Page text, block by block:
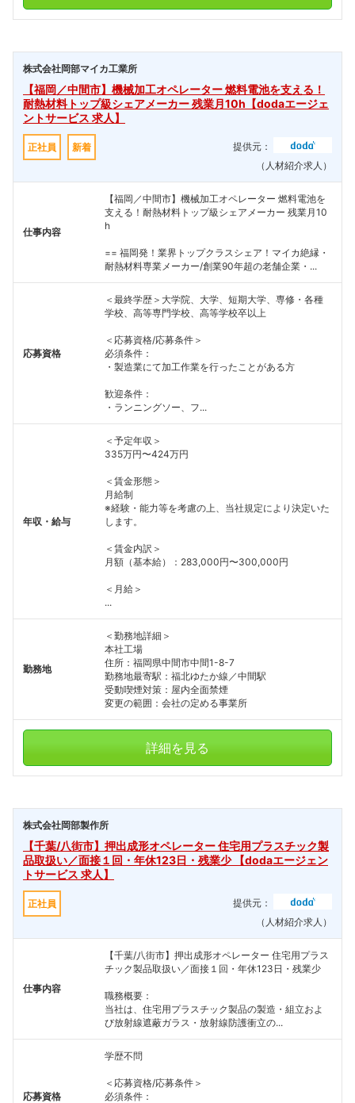
株式会社岡部マイカ工業所
【福岡／中間市】機械加工オペレーター 燃料電池を支える！
耐熱材料トップ級シェアメーカー 残業月10h【dodaエージェ
ントサービス 求人】
正社員 新着
提供元：
（人材紹介求人）
仕事内容
【福岡／中間市】機械加工オペレーター 燃料電池を
支える！耐熱材料トップ級シェアメーカー 残業月10
h
== 福岡発！業界トップクラスシェア！マイカ絶縁・
耐熱材料専業メーカー/創業90年超の老舗企業・...
応募資格
＜最終学歴＞大学院、大学、短期大学、専修・各種
学校、高等専門学校、高等学校卒以上
＜応募資格/応募条件＞
必須条件：
・製造業にて加工作業を行ったことがある方
歓迎条件：
・ランニングソー、フ...
年収・給与
＜予定年収＞
335万円〜424万円
＜賃金形態＞
月給制
※経験・能力等を考慮の上、当社規定により決定いた
します。
＜賃金内訳＞
月額（基本給）：283,000円〜300,000円
＜月給＞
...
勤務地
＜勤務地詳細＞
本社工場
住所：福岡県中間市中間1-8-7
勤務地最寄駅：福北ゆたか線／中間駅
受動喫煙対策：屋内全面禁煙
変更の範囲：会社の定める事業所
詳細を見る
株式会社岡部製作所
【千葉/八街市】押出成形オペレーター 住宅用プラスチック製
品取扱い／面接１回・年休123日・残業少 【dodaエージェン
トサービス 求人】
正社員
提供元：
（人材紹介求人）
仕事内容
【千葉/八街市】押出成形オペレーター 住宅用プラス
チック製品取扱い／面接１回・年休123日・残業少
職務概要：
当社は、住宅用プラスチック製品の製造・組立およ
び放射線遮蔽ガラス・放射線防護衝立の...
応募資格
学歴不問
＜応募資格/応募条件＞
必須条件：